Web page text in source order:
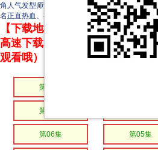
角人气发型师萱岛直哉。 赤楚卫二饰演的是与主
名正直热血、有男子气概的年轻消防员。
【下载地址】本站专属下载器
高速下载和在线播放 专治迅雷
观看哦）
第10集
第08集
第06集 第05集